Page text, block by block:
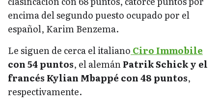
encima del segundo puesto ocupado por el
español, Karim Benzema.
Le siguen de cerca el italiano Ciro Immobile
con 54 puntos, el alemánPatrik Schick y el
francés Kylian Mbappé con 48 puntos,
respectivamente.